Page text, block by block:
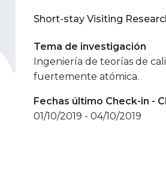
Short-stay Visiting
Tema de investigación
Ingeniería de teorías de
fuertemente atómica.
Fechas último Check-in -
01/10/2019 - 04/10/2019